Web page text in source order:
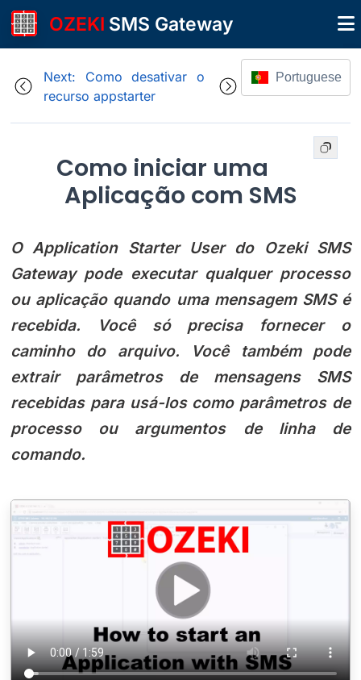
OZEKI SMS Gateway
Next: Como desativar o
recurso appstarter
Portuguese
Como iniciar uma
Aplicação com SMS
O Application Starter User do Ozeki SMS
Gateway pode executar qualquer processo
ou aplicação quando uma mensagem SMS é
recebida. Você só precisa fornecer o
caminho do arquivo. Você também pode
extrair parâmetros de mensagens SMS
recebidas para usá-los como parâmetros de
processo ou argumentos de linha de
comando.